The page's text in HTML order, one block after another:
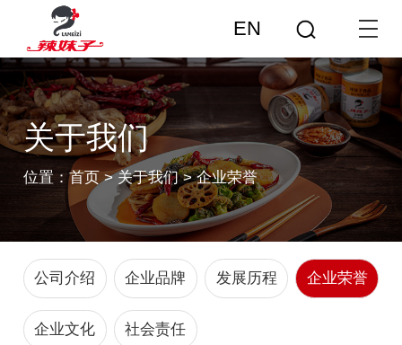
EN
关于我们
位置：首页 >关于我们>企业荣誉
公司介绍 企业品牌 发展历程 企业荣誉
企业文化 社会责任